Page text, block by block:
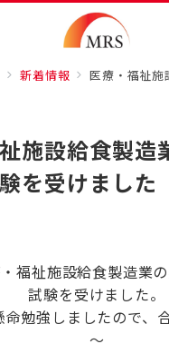
新着情報 医療・福祉施設給食製造
施設給食製造
を受けました
福祉施設給食製造業
試験を受けました。
命勉強しましたので、
～